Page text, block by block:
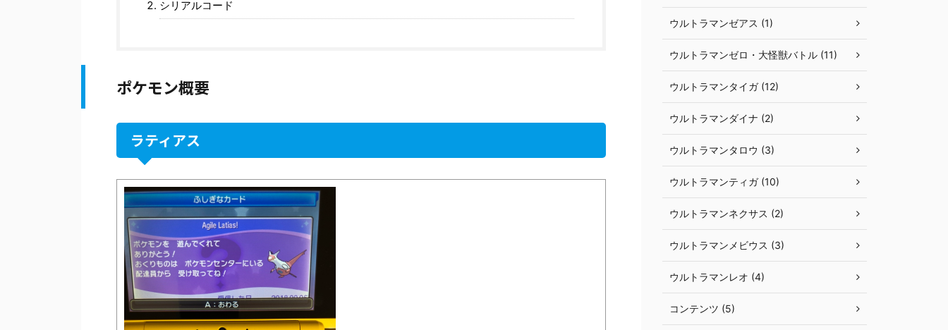
シリアルコード
ポケモン概要
ラティアス
ウルトラマンゼアス (1)
ウルトラマンゼロ・大怪獣バトル (11)
ウルトラマンタイガ (12)
ウルトラマンダイナ (2)
ウルトラマンタロウ (3)
ウルトラマンティガ (10)
ウルトラマンネクサス (2)
ウルトラマンメビウス (3)
ウルトラマンレオ (4)
コンテンツ (5)